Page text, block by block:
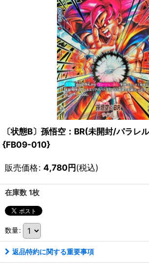
〔状態B〕孫悟空：BR(未開封/パラレ
{FB09-010}
販売価格: 4,780円(税込)
在庫数 1枚
数量:
返品特約に関する重要事項